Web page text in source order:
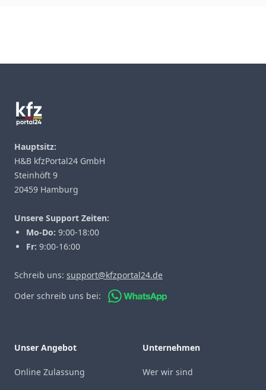
Hauptsitz:
H&B kfzPortal24 GmbH
Steinhöft 9
20459 Hamburg
Unsere Support Zeiten:
Mo-Do: 9:00-18:00
Fr: 9:00-16:00
Schreib uns: support@kfzportal24.de
Oder schreib uns bei:
Unser Angebot
Online Zulassung
Unternehmen
Wer wir sind